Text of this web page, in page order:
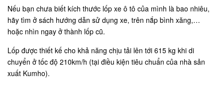
Nếu bạn chưa biết kích thước lốp xe ô tô của mình là bao nhiêu,
hãy tìm ở sách hướng dẫn sử dụng xe, trên nắp bình xăng,…
hoặc nhìn ngay ở thành lốp cũ.
Lốp được thiết kế cho khả năng chịu tải lên tới 615 kg khi di
chuyển ở tốc độ 210km/h (tại điều kiện tiêu chuẩn của nhà sản
xuất Kumho).